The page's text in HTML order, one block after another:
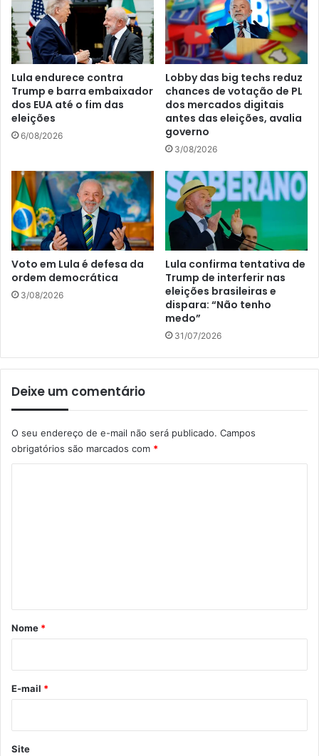
Lula endurece contra
Trump e barra embaixador
dos EUA até o fim das
eleições
6/08/2026
Lobby das big techs reduz
chances de votação de PL
dos mercados digitais
antes das eleições, avalia
governo
3/08/2026
Voto em Lula é defesa da
ordem democrática
3/08/2026
Lula confirma tentativa de
Trump de interferir nas
eleições brasileiras e
dispara: “Não tenho
medo”
31/07/2026
Deixe um comentário
O seu endereço de e-mail não será publicado. Campos
obrigatórios são marcados com *
r
*
Nome *
E-mail *
Site